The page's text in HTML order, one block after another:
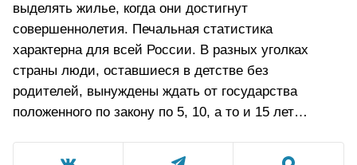
выделять жилье, когда они достигнут
совершеннолетия. Печальная статистика
характерна для всей России. В разных уголках
страны люди, оставшиеся в детстве без
родителей, вынуждены ждать от государства
положенного по закону по 5, 10, а то и 15 лет…